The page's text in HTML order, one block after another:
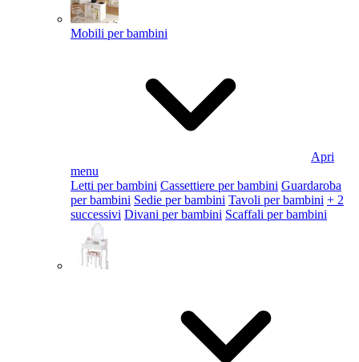
Mobili per bambini
Apri
menu
Letti per bambini Cassettiere per bambini Guardaroba
per bambini Sedie per bambini Tavoli per bambini + 2
successivi Divani per bambini Scaffali per bambini